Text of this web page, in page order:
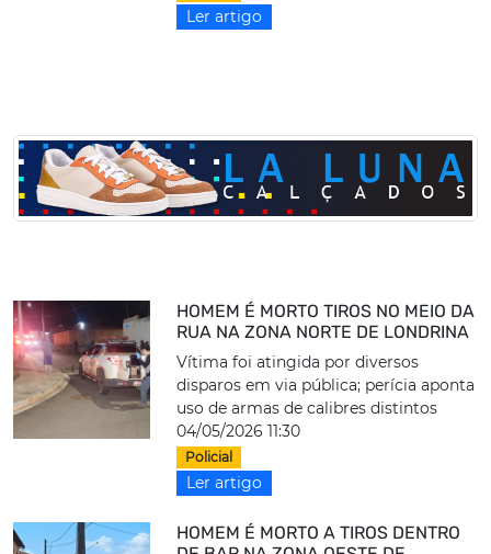
Ler artigo
HOMEM É MORTO TIROS NO MEIO DA
RUA NA ZONA NORTE DE LONDRINA
Vítima foi atingida por diversos
disparos em via pública; perícia aponta
uso de armas de calibres distintos
04/05/2026 11:30
Policial
Ler artigo
HOMEM É MORTO A TIROS DENTRO